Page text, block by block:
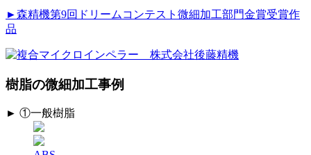
►森精機第9回ドリームコンテスト微細加工部門金賞受賞作
品
樹脂の微細加工事例
► ①一般樹脂